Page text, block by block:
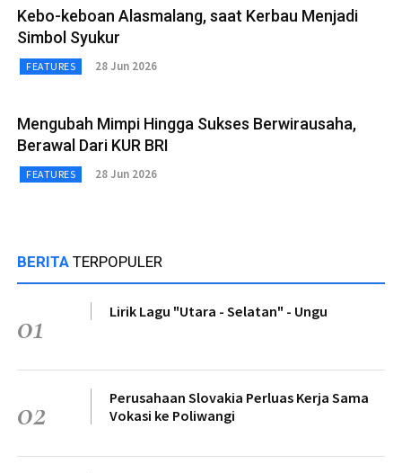
Kebo-keboan Alasmalang, saat Kerbau Menjadi
Simbol Syukur
FEATURES 28 Jun 2026
Mengubah Mimpi Hingga Sukses Berwirausaha,
Berawal Dari KUR BRI
FEATURES 28 Jun 2026
BERITA TERPOPULER
01 Lirik Lagu "Utara - Selatan" - Ungu
02
Perusahaan Slovakia Perluas Kerja Sama
Vokasi ke Poliwangi